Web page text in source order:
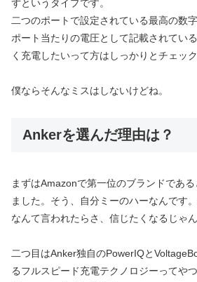
ずというタイプです。
二つのポートで設定されている最高の数
ポート当たりの電圧として記載されてい
く充電したいって方はしっかりとチェッ
僕ならそんなミスはしないけどね。
Ankerを選んだ理由は？
まずはAmazonで第一位のブランドであ
ました。そう、自分ミーのハーなんです
なんて言われたらさ、信じたくなるじゃん
二つ目はAnker独自のPowerIQと
るフルスピード充電テクノロジーってやつ